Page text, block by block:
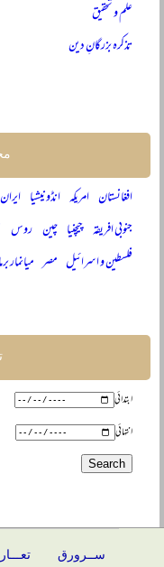
علم و تحقیق
تذکرہ بزرگانِ دین
افغانستان امریکہ انڈونیشیا ایران
جنوبی افریقہ چیچنیا چین روس
فلسطین و اسرائیل مصر میانمار برما
ابتدائی
انتہائی
ســرورق